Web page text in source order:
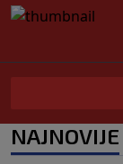
NAJNOVIJE